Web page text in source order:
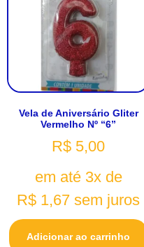
Vela de Aniversário Gliter
Vermelho Nº “6”
R$ 5,00
em até 3x de
R$ 1,67 sem juros
Adicionar ao carrinho